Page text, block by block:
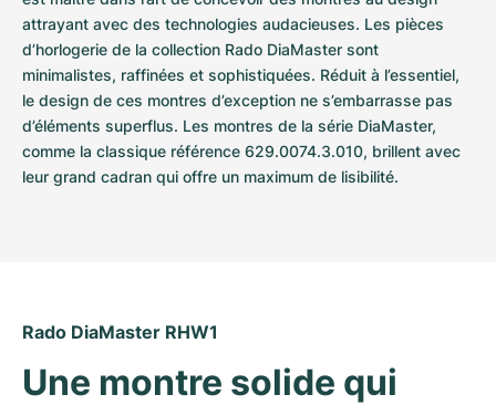
attrayant avec des technologies audacieuses. Les pièces
d’horlogerie de la collection Rado DiaMaster sont
minimalistes, raffinées et sophistiquées. Réduit à l’essentiel,
le design de ces montres d’exception ne s’embarrasse pas
d’éléments superflus. Les montres de la série DiaMaster,
comme la classique référence 629.0074.3.010, brillent avec
leur grand cadran qui offre un maximum de lisibilité.
Rado DiaMaster RHW1
Une montre solide qui